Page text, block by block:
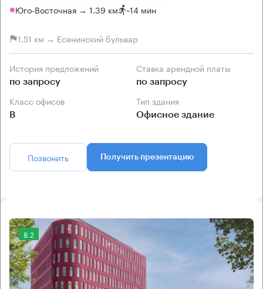
Юго-Восточная → 1.39 км ~14 мин
1.51 км → Есенинский бульвар
История предложений
по запросу
Ставка арендной платы
по запросу
Класс офисов
B
Тип здания
Офисное здание
Позвонить Получить презентацию
8.2